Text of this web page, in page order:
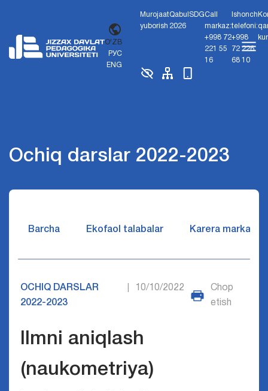
O'ZB
РУС
ENG
Murojaat
yuborish
Qabul
2026
SDGCall
markaz:
+998 72
221 55
16
Ishonch
telefoni:
+998
72 226
68 10
Ochiq darslar 2022-2023
Barcha Ekofaol talabalar Karera markazi
OCHIQ DARSLAR
2022-2023
10/10/2022
Chop
etish
Ilmni aniqlash
(naukometriya)